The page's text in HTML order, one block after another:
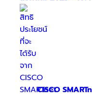
CISCO